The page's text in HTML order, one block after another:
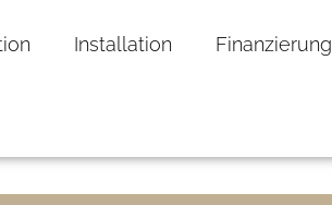
Installation Finanzierung